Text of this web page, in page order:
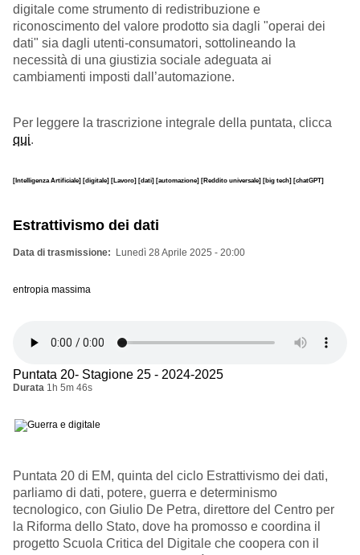
digitale come strumento di redistribuzione e
riconoscimento del valore prodotto sia dagli "operai dei
dati" sia dagli utenti-consumatori, sottolineando la
necessità di una giustizia sociale adeguata ai
cambiamenti imposti dall’automazione.
Per leggere la trascrizione integrale della puntata, clicca
qui.
[Intelligenza Artificiale] [digitale] [Lavoro] [dati] [automazione] [Reddito universale] [big tech] [chatGPT]
Estrattivismo dei dati
Data di trasmissione Lunedì 28 Aprile 2025 - 20:00
entropia massima
Puntata 20- Stagione 25 - 2024-2025
Durata 1h 5m 46s
Puntata 20 di EM, quinta del ciclo Estrattivismo dei dati,
parliamo di dati, potere, guerra e determinismo
tecnologico, con Giulio De Petra, direttore del Centro per
la Riforma dello Stato, dove ha promosso e coordina il
progetto Scuola Critica del Digitale che coopera con il